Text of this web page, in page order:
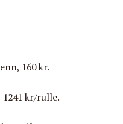
160 kr.
1241 kr/rulle.